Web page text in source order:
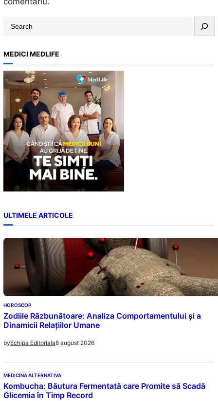
a
r
c
h
MEDICI MEDLIFE
ULTIMELE ARTICOLE
HOROSCOP
Zodiile Răzbunătoare: Analiza Comportamentului și a
Dinamicii Relațiilor Umane
byEchipa Editoriala8 august 2026
MEDICINA ALTERNATIVA
Kombucha: Băutura Fermentată care Promite să Scadă
Glicemia în Timp Record